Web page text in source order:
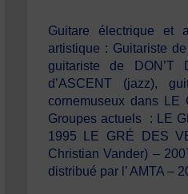
Guitare électrique et
artistique : Guitariste
guitariste de DON’T
d’ASCENT (jazz),
cornemuseux dans LE
Groupes actuels : LE
1995 LE GRÉ DES
Christian Vander) –
distribué par l’ AMTA –